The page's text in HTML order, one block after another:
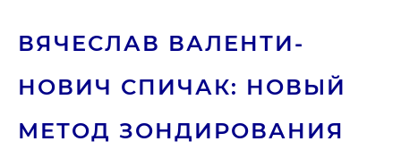
ВЯ­ЧЕС­ЛАВ ВА­ЛЕН­ТИ­
НОВИЧ СПИЧАК: НОВЫЙ
МЕТОД ЗОН­ДИ­РОВА­НИЯ